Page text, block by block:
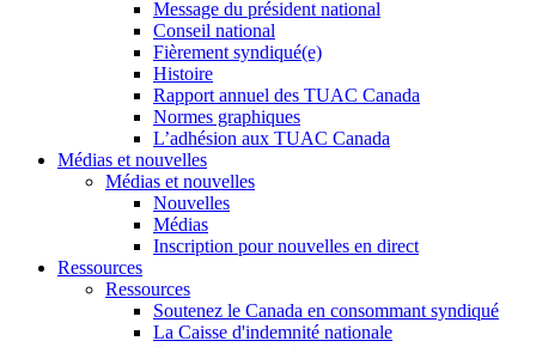
Message du président national
Conseil national
Fièrement syndiqué(e)
Histoire
Rapport annuel des TUAC Canada
Normes graphiques
L’adhésion aux TUAC Canada
Médias et nouvelles
Médias et nouvelles
Nouvelles
Médias
Inscription pour nouvelles en direct
Ressources
Ressources
Soutenez le Canada en consommant syndiqué
La Caisse d'indemnité nationale